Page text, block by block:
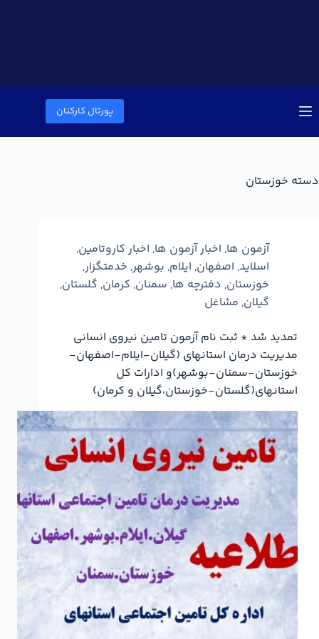
پورتال کارکنان
دسته خوزستان
آزمون ها, اخبار آزمون ها, اخبار کاروتامین,
اسلاید, اصفهان, ایلام, بوشهر, خدمتگزار,
خوزستان, دفترچه ها, سمنان, کرمان, گلستان,
گیلان, مشاغل
تمدید شد * ثبت نام آزمون تامین نیروی انسانی
مدیریت درمان استانهای (گیلان-ایلام-اصفهان-
خوزستان-سمنان-بوشهر)و ادارات کل
استانهای(گلستان-خوزستان،گیلان و کرمان)